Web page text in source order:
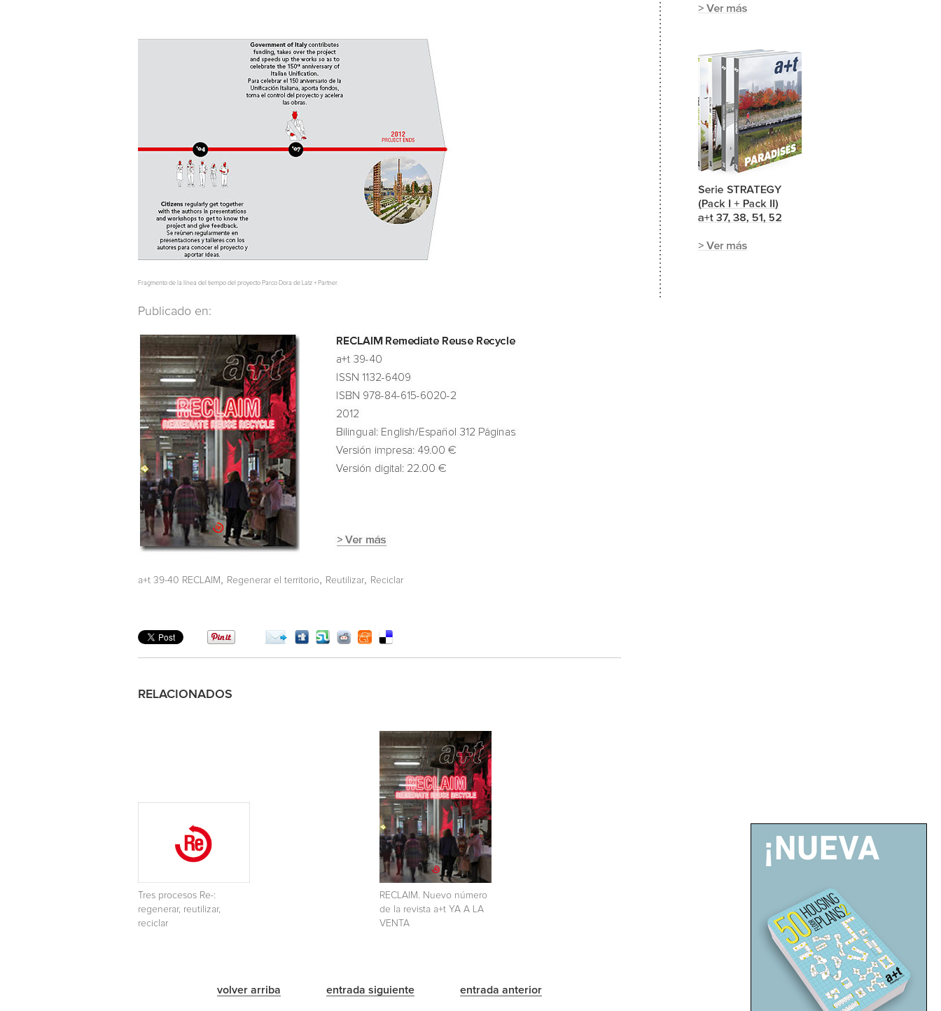
Fragmento de la línea del tiempo del proyecto Parco Dora de Latz + Partner.
Publicado en:
a+t 39-40 RECLAIM , Regenerar el territorio, Reutilizar, Reciclar
RELACIONADOS
Tres procesos Re-:
regenerar, reutilizar,
reciclar
RECLAIM. Nuevo número
de la revista a+t YA A LA
VENTA
volver arriba entrada siguiente entrada anterior